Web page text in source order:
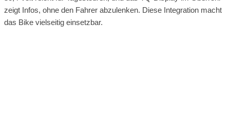
zeigt Infos, ohne den Fahrer abzulenken. Diese Integration macht
das Bike vielseitig einsetzbar.